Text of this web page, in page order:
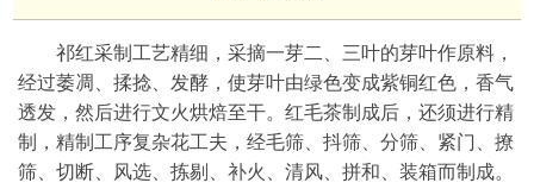
祁红采制工艺精细，采摘一芽二、三叶的芽叶作原料，
经过萎凋、揉捻、发酵，使芽叶由绿色变成紫铜红色，香气
透发，然后进行文火烘焙至干。红毛茶制成后，还须进行精
制，精制工序复杂花工夫，经毛筛、抖筛、分筛、紧门、撩
筛、切断、风选、拣剔、补火、清风、拼和、装箱而制成。